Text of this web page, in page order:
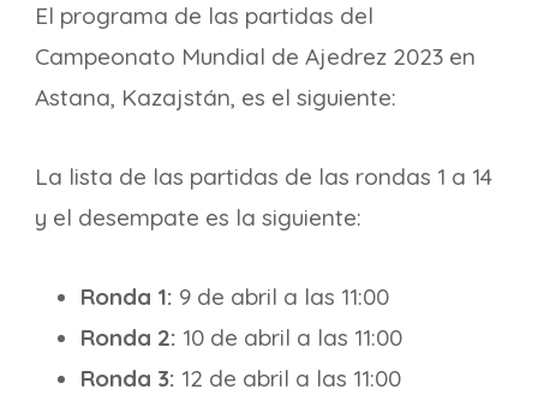
El programa de las partidas del
Campeonato Mundial de Ajedrez 2023 en
Astana, Kazajstán, es el siguiente:
La lista de las partidas de las rondas 1 a 14
y el desempate es la siguiente:
Ronda 1: 9 de abril a las 11:00
Ronda 2: 10 de abril a las 11:00
Ronda 3: 12 de abril a las 11:00